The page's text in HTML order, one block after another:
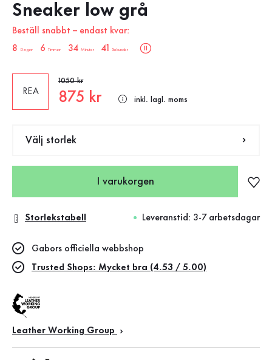
Sneaker low grå
Beställ snabbt – endast kvar:
sale.countdown.description
8 Dagar 6 Timmar 34 Minuter 40 Sekunder
REA
Gammalt pris
1050 kr
Nytt pris
875 kr inkl. lagl. moms
Välj storlek
I varukorgen
Storlekstabell Leveranstid: 3-7 arbetsdagar
Gabors officiella webbshop
Trusted Shops: Mycket bra (4.53 / 5.00)
Leather Working Group